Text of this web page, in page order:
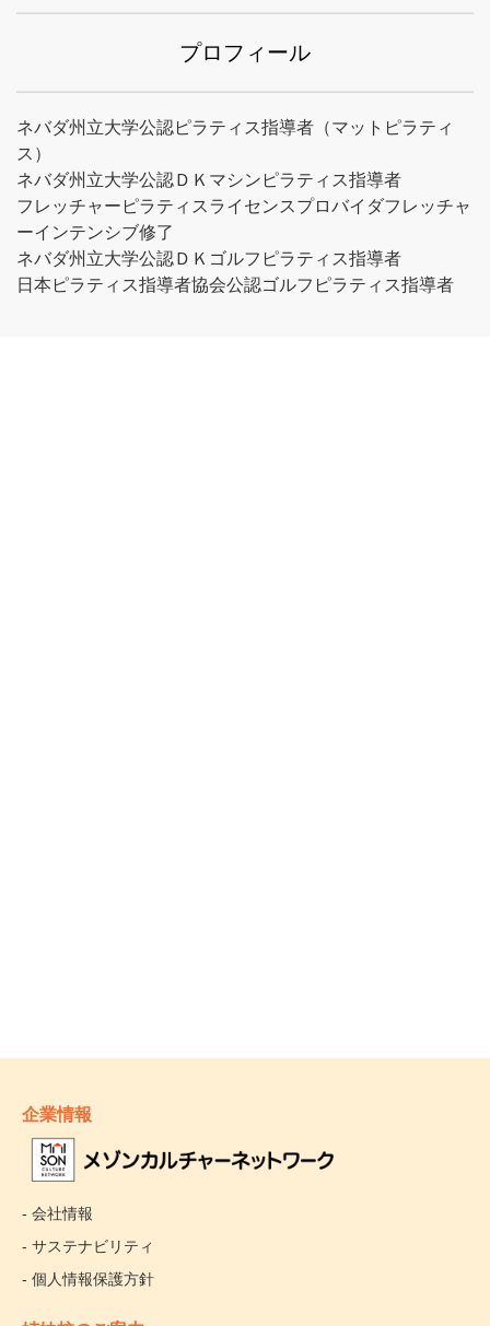
プロフィール
ネバダ州立大学公認ピラティス指導者（マットピラティ
ス）
ネバダ州立大学公認ＤＫマシンピラティス指導者
フレッチャーピラティスライセンスプロバイダフレッチャ
ーインテンシブ修了
ネバダ州立大学公認ＤＫゴルフピラティス指導者
日本ピラティス指導者協会公認ゴルフピラティス指導者
企業情報
- 会社情報
- サステナビリティ
- 個人情報保護方針